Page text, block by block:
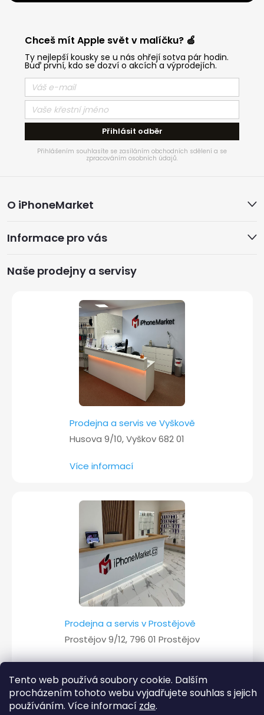
Tento web používá soubory cookie. Dalším
procházením tohoto webu vyjadřujete souhlas s jejich
používáním. Více informací zde.
Chceš mít Apple svět v malíčku? 🍏
Ty nejlepší kousky se u nás ohřejí sotva pár hodin.
Buď první, kdo se dozví o akcích a výprodejích.
Přihlásit odběr
Přihlášením souhlasíte se zasíláním obchodních sdělení a se
zpracováním osobních údajů.
á
p
a
O iPhoneMarket
Informace pro vás
Naše prodejny a servisy
Prodejna a servis ve Vyškově
Husova 9/10, Vyškov 682 01
Více informací
Prodejna a servis v Prostějově
Prostějov 9/12, 796 01 Prostějov